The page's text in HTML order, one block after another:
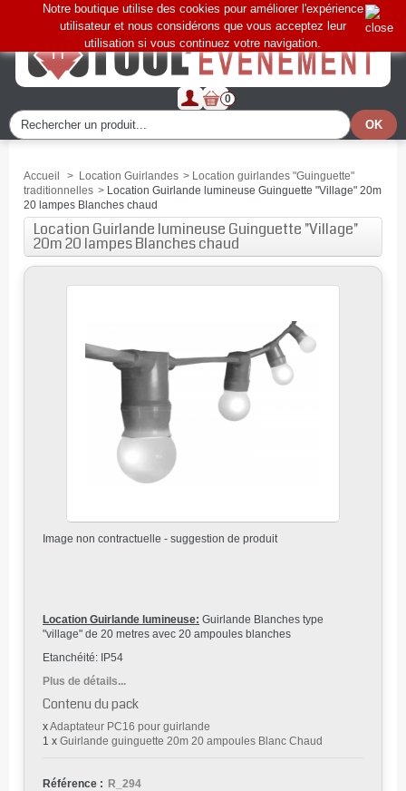
0
Notre boutique utilise des cookies pour améliorer l'expérience
utilisateur et nous considérons que vous acceptez leur
utilisation si vous continuez votre navigation.
Accueil > Location Guirlandes > Location guirlandes "Guinguette"
traditionnelles > Location Guirlande lumineuse Guinguette "Village" 20m
20 lampes Blanches chaud
Location Guirlande lumineuse Guinguette "Village"
20m 20 lampes Blanches chaud
Image non contractuelle - suggestion de produit
Location Guirlande lumineuse: Guirlande Blanches type
"village" de 20 metres avec 20 ampoules blanches
Etanchéité: IP54
Plus de détails...
Contenu du pack
xAdaptateur PC16 pour guirlande
1 x Guirlande guinguette 20m 20 ampoules Blanc Chaud
Référence : R_294